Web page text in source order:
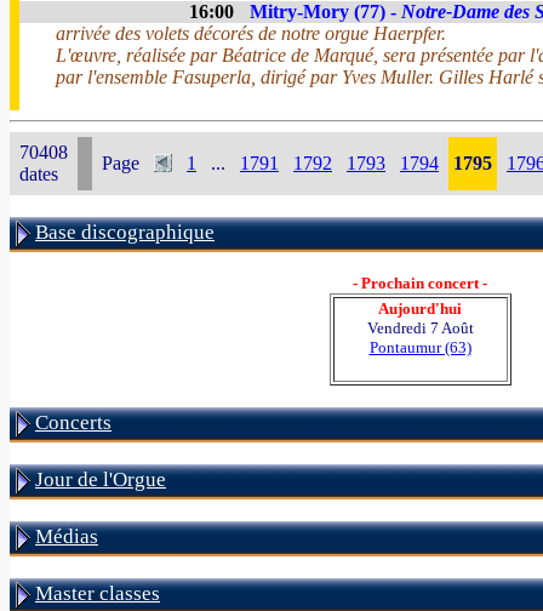
16:00 Mitry-Mory (77) - Notre-Dame des
arrivée des volets décorés de notre orgue Haerpfer.
L'œuvre, réalisée par Béatrice de Marqué, sera présentée par
par l'ensemble Fasuperla, dirigé par Yves Muller. Gilles Harlé
70408
dates
Page 1 ... 1791 1792 1793 1794 1795
Base discographique
- Prochain concert -
Aujourd'hui
Vendredi 7 Août
Pontaumur (63)
Concerts
Jour de l'Orgue
Médias
Master classes